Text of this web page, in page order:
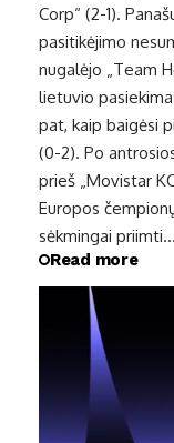
Corp“ (2-1).
pasitikėjimo
nugalėjo „Team
lietuvio
pat, kaip baigėsi
(0-2). Po
prieš „Movistar
Europos
sėkmingai priimti…
Read more